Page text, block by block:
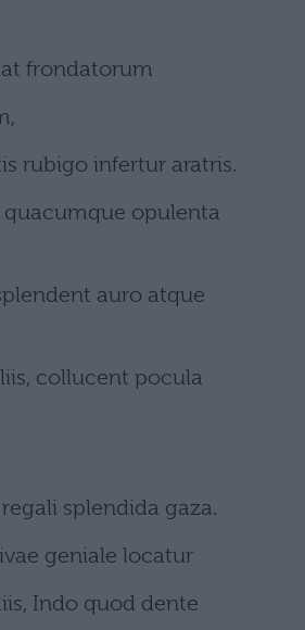
frondatorum
rubigo infertur aratris.
quacumque opulenta
auro atque
collucent pocula
splendida gaza.
geniale locatur
Indo quod dente